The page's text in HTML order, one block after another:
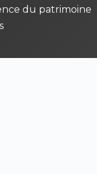
du patrimoine